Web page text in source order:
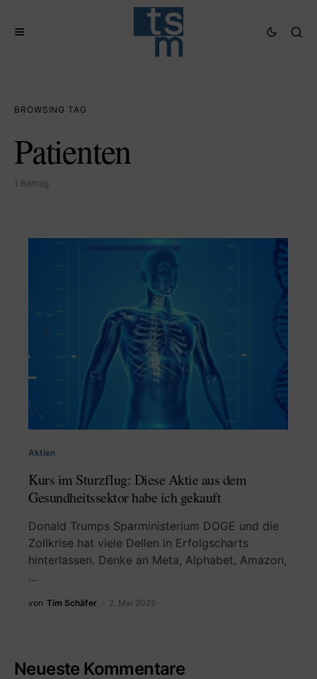
BROWSING TAG
Patienten
1 Beitrag
Aktien
Kurs im Sturzflug: Diese Aktie aus dem
Gesundheitssektor habe ich gekauft
Donald Trumps Sparministerium DOGE und die
Zollkrise hat viele Dellen in Erfolgscharts
hinterlassen. Denke an Meta, Alphabet, Amazon,
…
von Tim Schäfer 2. Mai 2025
Neueste Kommentare